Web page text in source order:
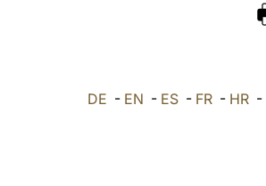
DE - EN - ES- FR- HR-